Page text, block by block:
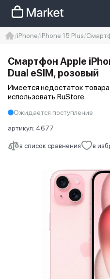
Iphone 14 pro max
iPhone iPhone 15 Plus
в список сравнения в
Смартфон Apple
Dual eSIM, розовый
Имеется недостаток
использовать RuStore
Ожидается поступление
артикул: 4677